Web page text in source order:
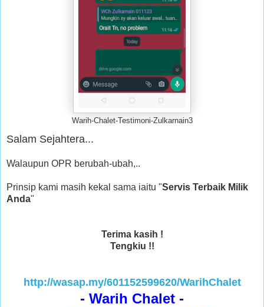
Warih-Chalet-Testimoni-Zulkarnain3
Salam Sejahtera...
Walaupun OPR berubah-ubah,..
Prinsip kami masih kekal sama iaitu "Servis Terbaik Milik
Anda"
Terima kasih !
Tengkiu !!
http://wasap.my/601152599620/WarihChalet
- Warih Chalet -